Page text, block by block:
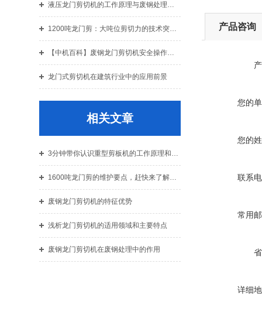
液压龙门剪切机的工作原理与废钢处理应用解析
1200吨龙门剪：大吨位剪切力的技术突破与结构设计解析
【中机百科】废钢龙门剪切机安全操作规程：老机手总结的10条铁律
龙门式剪切机在建筑行业中的应用前景
相关文章
3分钟带你认识重型剪板机的工作原理和使用准则
1600吨龙门剪的维护要点，赶快来了解一下吧
废钢龙门剪切机的特征优势
浅析龙门剪切机的适用领域和主要特点
废钢龙门剪切机在废钢处理中的作用
产品咨询
您的
您的
联系
常用
详细